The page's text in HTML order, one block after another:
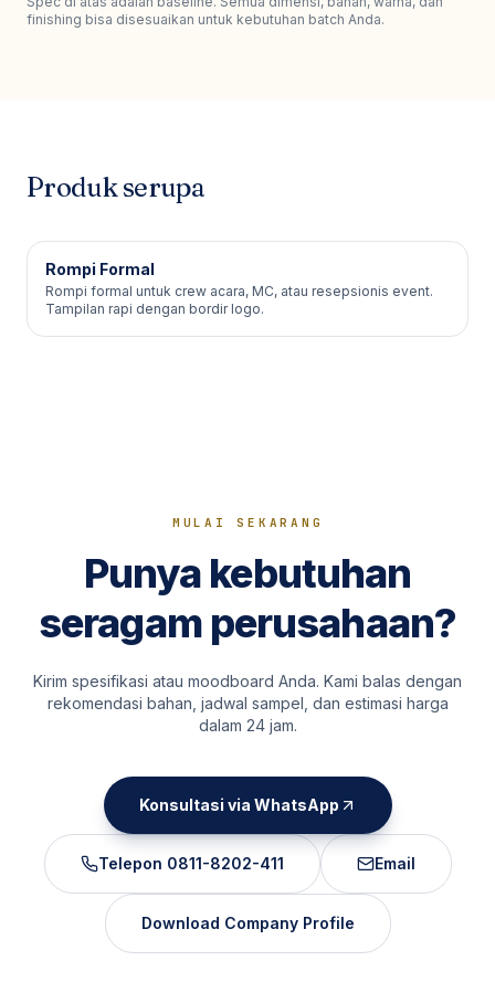
finishing bisa disesuaikan untuk kebutuhan batch Anda.
Produk serupa
Rompi Formal
Rompi formal untuk crew acara, MC, atau resepsionis event.
Tampilan rapi dengan bordir logo.
MULAI SEKARANG
Punya kebutuhan
seragam perusahaan?
Kirim spesifikasi atau moodboard Anda. Kami balas dengan
rekomendasi bahan, jadwal sampel, dan estimasi harga
dalam 24 jam.
Konsultasi via WhatsApp
Telepon 0811-8202-411 Email
Download Company Profile